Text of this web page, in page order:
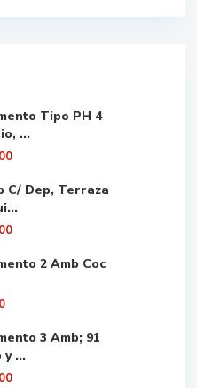
Tipo PH 4
...
C/ Dep, Terraza
2 Amb Coc
3 Amb; 91
y ...